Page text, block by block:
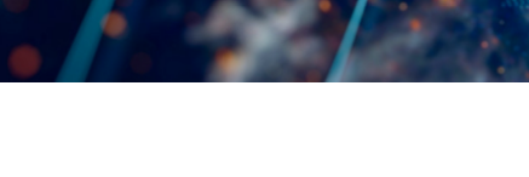
솔루션 문의하기